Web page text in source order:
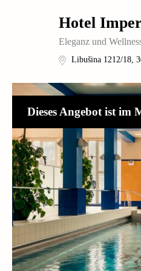
Hotel
Eleganz und
Libušina 1212/18,
Dieses Angebot ist im